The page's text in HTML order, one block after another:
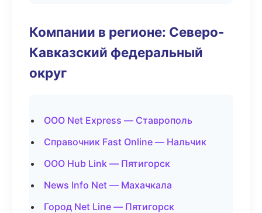
Компании в регионе: Северо-
Кавказский федеральный
округ
ООО Net Express — Ставрополь
Справочник Fast Online — Нальчик
ООО Hub Link — Пятигорск
News Info Net — Махачкала
Город Net Line — Пятигорск